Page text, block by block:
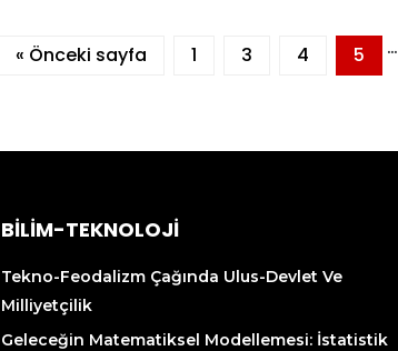
« Önceki sayfa 1 …
3 4 5
BİLİM-TEKNOLOJİ
Tekno-Feodalizm Çağında Ulus-Devlet Ve
Milliyetçilik
Geleceğin Matematiksel Modellemesi: İstatistik